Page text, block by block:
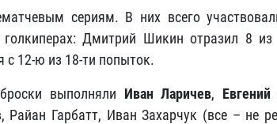
сериям. В них всего
Дмитрий Шикин отразил 8 из
с 12-ю из 18-ти попыток.
выполняли Иван Ларичев,
Гарбатт, Иван Захарчук (все – не